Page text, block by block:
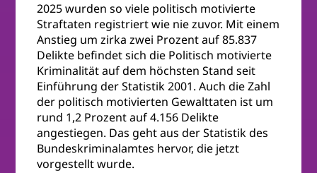
2025 wurden so viele politisch motivierte
Straftaten registriert wie nie zuvor. Mit einem
Anstieg um zirka zwei Prozent auf 85.837
Delikte befindet sich die Politisch motivierte
Kriminalität auf dem höchsten Stand seit
Einführung der Statistik 2001. Auch die Zahl
der politisch motivierten Gewalttaten ist um
rund 1,2 Prozent auf 4.156 Delikte
angestiegen. Das geht aus der Statistik des
Bundeskriminalamtes hervor, die jetzt
vorgestellt wurde.